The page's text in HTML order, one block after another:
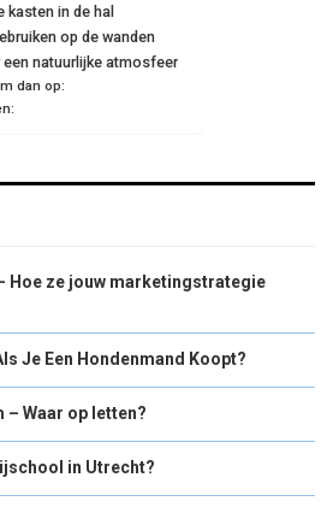
kasten in de hal
op de wanden
natuurlijke atmosfeer
dan op:
Hoe ze jouw marketingstrategie
Je Een Hondenmand Koopt?
Waar op letten?
in Utrecht?